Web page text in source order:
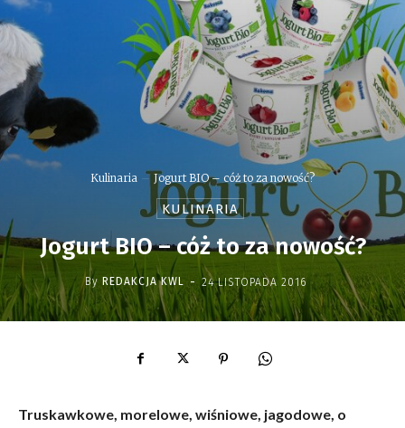
Kulinaria Jogurt BIO – cóż to za nowość?
KULINARIA
Jogurt BIO – cóż to za nowość?
By REDAKCJA KWL - 24 LISTOPADA 2016
Truskawkowe, morelowe, wiśniowe, jagodowe, o